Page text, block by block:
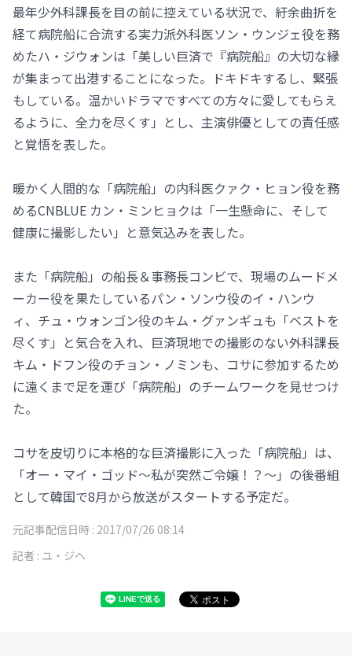
最年少外科課長を目の前に控えている状況で、紆余曲折を
経て病院船に合流する実力派外科医ソン・ウンジェ役を務
めたハ・ジウォンは「美しい巨済で『病院船』の大切な縁
が集まって出港することになった。ドキドキするし、緊張
もしている。温かいドラマですべての方々に愛してもらえ
るように、全力を尽くす」とし、主演俳優としての責任感
と覚悟を表した。
暖かく人間的な「病院船」の内科医クァク・ヒョン役を務
めるCNBLUE カン・ミンヒョクは「一生懸命に、そして
健康に撮影したい」と意気込みを表した。
また「病院船」の船長＆事務長コンビで、現場のムードメ
ーカー役を果たしているパン・ソンウ役のイ・ハンウ
ィ、チュ・ウォンゴン役のキム・グァンギュも「ベストを
尽くす」と気合を入れ、巨済現地での撮影のない外科課長
キム・ドフン役のチョン・ノミンも、コサに参加するため
に遠くまで足を運び「病院船」のチームワークを見せつけ
た。
コサを皮切りに本格的な巨済撮影に入った「病院船」は、
「オー・マイ・ゴッド～私が突然ご令嬢！？～」の後番組
として韓国で8月から放送がスタートする予定だ。
元記事配信日時 : 2017/07/26 08:14
記者 : ユ・ジヘ